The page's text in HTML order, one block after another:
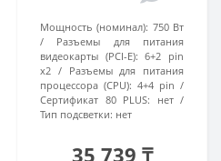
Мощность (номинал): 750 Вт
Разъемы для питания
видеокарты (PCI-E): 6+2 pin
x2
Разъемы для питания
процессора (CPU): 4+4 pin
Сертификат 80 PLUS:
нет
Тип подсветки: нет
35 739 ₸